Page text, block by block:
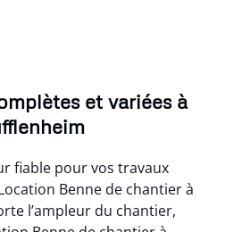
et variées à
fiable pour vos travaux
Benne de chantier à
l’ampleur du chantier,